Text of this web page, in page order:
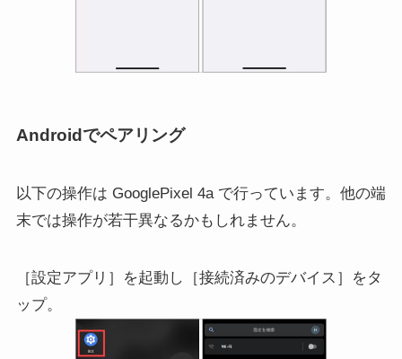
Androidでペアリング
以下の操作は GooglePixel 4a で行っています。他の端
末では操作が若干異なるかもしれません。
［設定アプリ］を起動し［接続済みのデバイス］をタ
ップ。